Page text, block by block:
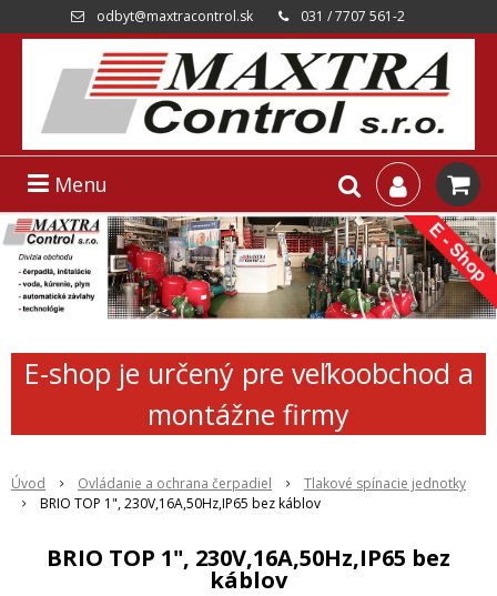
odbyt@maxtracontrol.sk 031 / 7707 561-2
Menu
E-shop je určený pre veľkoobchod a
montážne firmy
Úvod Ovládanie a ochrana čerpadiel
Tlakové spínacie jednotky
BRIO TOP 1", 230V,16A,50Hz,IP65 bez káblov
BRIO TOP 1", 230V,16A,50Hz,IP65 bez
káblov